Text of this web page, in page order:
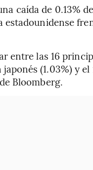
caída de 0.13%
entre las 16
(1.03%) y
Bloomberg.